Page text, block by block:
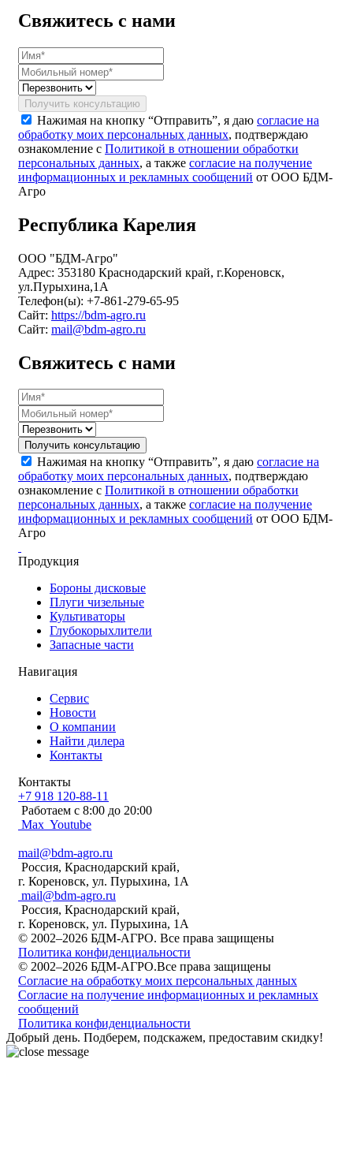
Свяжитесь с нами
Получить консультацию
Нажимая на кнопку “Отправить”, я даю согласие на
обработку моих персональных данных, подтверждаю
ознакомление с Политикой в отношении обработки
персональных данных, а также согласие на получение
информационных и рекламных сообщений от ООО БДМ-
Агро
Республика Карелия
ООО "БДМ-Агро"
Адрес: 353180 Краснодарский край, г.Кореновск,
ул.Пурыхина,1А
Телефон(ы): +7-861-279-65-95
Сайт: https://bdm-agro.ru
Сайт: mail@bdm-agro.ru
Свяжитесь с нами
Получить консультацию
Нажимая на кнопку “Отправить”, я даю согласие на
обработку моих персональных данных, подтверждаю
ознакомление с Политикой в отношении обработки
персональных данных, а также согласие на получение
информационных и рекламных сообщений от ООО БДМ-
Агро
Продукция
Бороны дисковые
Плуги чизельные
Культиваторы
Глубокорыхлители
Запасные части
Навигация
Сервис
Новости
О компании
Найти дилера
Контакты
Контакты
+7 918 120-88-11
Работаем c 8:00 до 20:00
Max Youtube
mail@bdm-agro.ru
Россия, Краснодарский край,
г. Кореновск, ул. Пурыхина, 1А
mail@bdm-agro.ru
Россия, Краснодарский край,
г. Кореновск, ул. Пурыхина, 1А
© 2002–2026 БДМ-АГРО. Все права защищены
Политика конфиденциальности
© 2002–2026 БДМ-АГРО.Все права защищены
Согласие на обработку моих персональных данных
Согласие на получение информационных и рекламных
сообщений
Политика конфиденциальности
Добрый день. Подберем, подскажем, предоставим скидку!